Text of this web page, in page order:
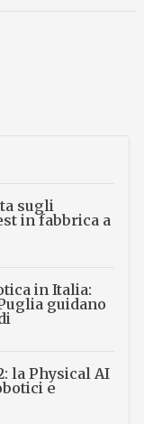
sugli
in fabbrica a
in Italia:
guidano
la Physical AI
e